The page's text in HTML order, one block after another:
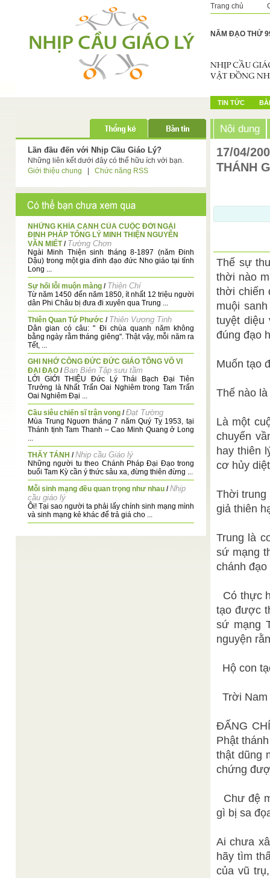
Trang chủ
NĂM ĐẠO THỨ
TIN TỨC
Lần đầu đến với Nhịp Cầu Giáo Lý?
Những liên kết dưới đây có thể hữu ích với bạn.
Giới thiệu chung
Chức năng RSS
NHỮNG KHÍA CẠNH CỦA CUỘC ĐỜI NGÀI
ĐỊNH PHÁP TỔNG LÝ MINH THIỆN NGUYỄN
VĂN MIẾT/ Tường Chơn
Ngài Minh Thiện sinh tháng 8-1897 (năm Đinh
Dậu) trong một gia đình đạo đức Nho giáo tại tỉnh
Long ...
Sự hối lỗi muộn màng / Thiện Chí
Từ năm 1450 đến năm 1850, ít nhất 12 triệu người
dân Phi Châu bị đưa đi xuyên qua Trung ...
Thiên Quan Tứ Phước / Thiên Vương Tinh
Dân gian có câu: " Đi chùa quanh năm không
bằng ngày rằm tháng giêng". Thật vậy, mỗi năm ra
Tết, ...
GHI NHỚ CÔNG ĐỨC ĐỨC GIÁO TÔNG VÔ VI
ĐẠI ĐẠO /Ban Biên Tập sưu tầm
LỜI GIỚI THIỆU Đức Lý Thái Bạch Đại Tiên
Trưởng là Nhất Trấn Oai Nghiêm trong Tam Trấn
Oai Nghiêm Đại ...
Cầu siêu chiến sĩ trận vong /Đạt Tường
Mùa Trung Nguơn tháng 7 năm Quý Tỵ 1953, tại
Thánh tịnh Tam Thanh – Cao Minh Quang ở Long
...
THẤY TÁNH /Nhip cầu Giáo lý
Những người tu theo Chánh Pháp Đại Đạo trong
buổi Tam Kỳ cần ý thức sâu xa, đừng thiên đừng ...
Mỗi sinh mạng đều quan trọng như nhau /Nhịp
cầu giáo lý
Ôi! Tại sao người ta phải lấy chính sinh mạng mình
và sinh mạng kẻ khác để trả giá cho ...
Nội dung
17/04/
THÁNH
Thế sự
thời nào
thời chiến
muội
tuyệt diệu
đúng đạo
Muốn tạo
Thế nào
Là một
chuyển
hay thiên
cơ hủy
Thời trung
giả thiên
Trung là
sứ mạng
chánh
Có thực
tạo được
sứ mạng
nguyện
Hộ con
Trời
ĐẤNG
Phật
thật dũng
chứng
Chư đệ
gì bị sa
Ai chưa
hãy tìm
của vũ